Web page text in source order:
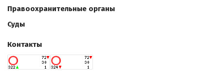
Правоохранительные органы
Суды
Контакты